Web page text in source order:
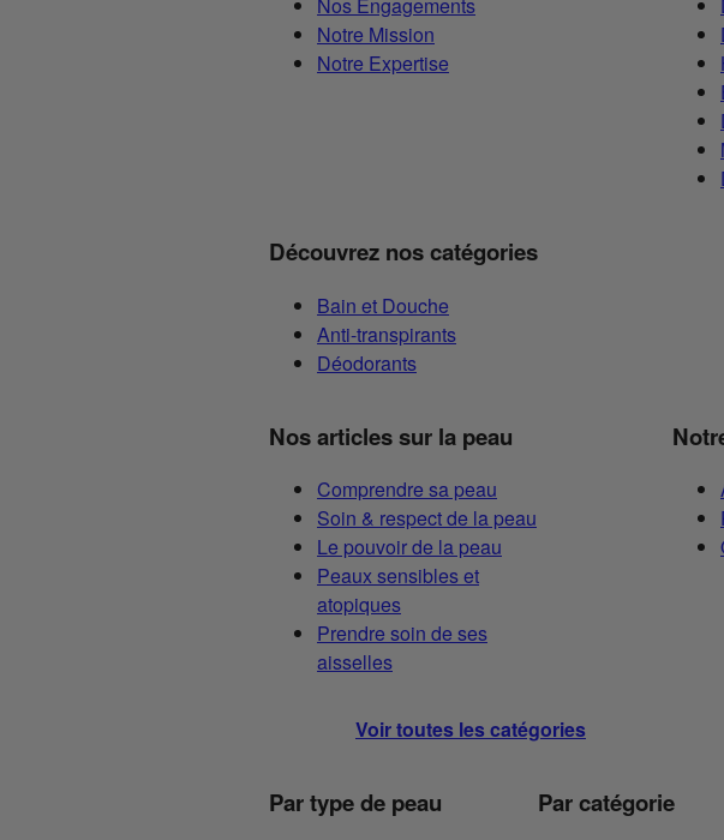
Nos Engagements
Notre Mission
Notre Expertise
Découvrez nos catégories
Bain et Douche
Anti-transpirants
Déodorants
Nos articles sur la peau
Comprendre sa peau
Soin & respect de la peau
Le pouvoir de la peau
Peaux sensibles et
atopiques
Prendre soin de ses
aisselles
Voir toutes les catégories
Par type de peau Par catégorie